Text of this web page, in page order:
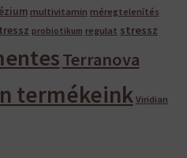
multivitamin méregtelenítés
probiotikum regulat stressz
Terranova
termékeink Viridian